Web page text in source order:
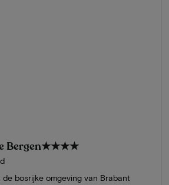
Bergen★★★★
bosrijke omgeving van Brabant